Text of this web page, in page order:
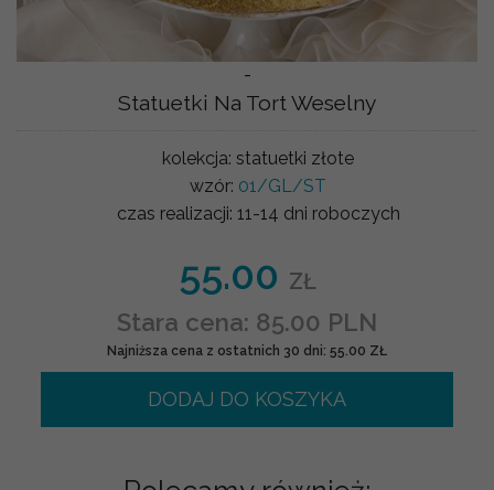
-
Statuetki Na Tort Weselny
kolekcja: statuetki złote
wzór: 01/GL/ST
czas realizacji: 11-14 dni roboczych
55.00 ZŁ
Stara cena: 85.00 PLN
Najniższa cena z ostatnich 30 dni: 55.00 ZŁ
DODAJ DO KOSZYKA